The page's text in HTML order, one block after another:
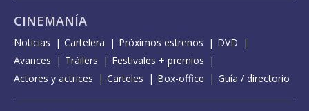
CINEMANÍA
Noticias Cartelera Próximos estrenos
DVD
Avances
Tráilers
Festivales + premios
Actores y actrices
Carteles Box-office Guía / directorio